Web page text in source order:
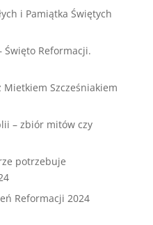
i Pamiątka Świętych
Święto Reformacji.
Mietkiem Szcześniakiem
– zbiór mitów czy
potrzebuje
Reformacji 2024